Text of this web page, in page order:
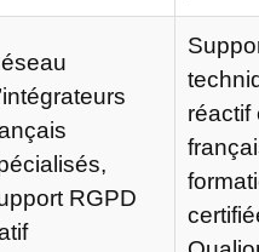
RGPD
réactif